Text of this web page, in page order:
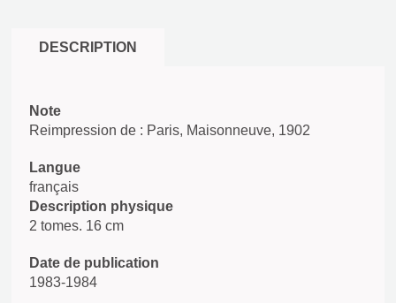
DESCRIPTION
Note
Reimpression de : Paris, Maisonneuve, 1902
Langue
français
Description physique
2 tomes. 16 cm
Date de publication
1983-1984